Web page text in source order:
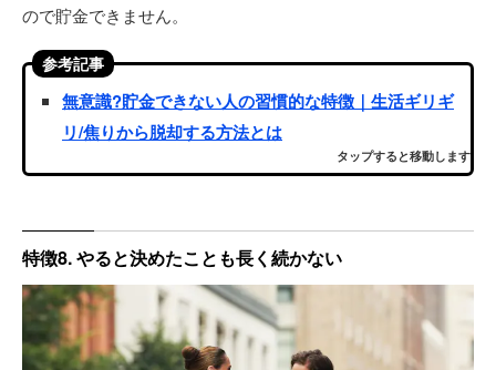
ので貯金できません。
参考記事
無意識?貯金できない人の習慣的な特徴｜生活ギリギ
リ/焦りから脱却する方法とは
タップすると移動します
特徴8. やると決めたことも長く続かない